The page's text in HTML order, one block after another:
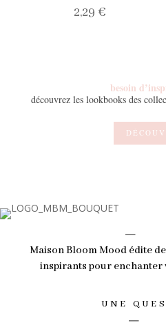
2,29€
besoin
découvrez les lookbooks des
Maison Bloom Mood édite
inspirants pour
UNE _